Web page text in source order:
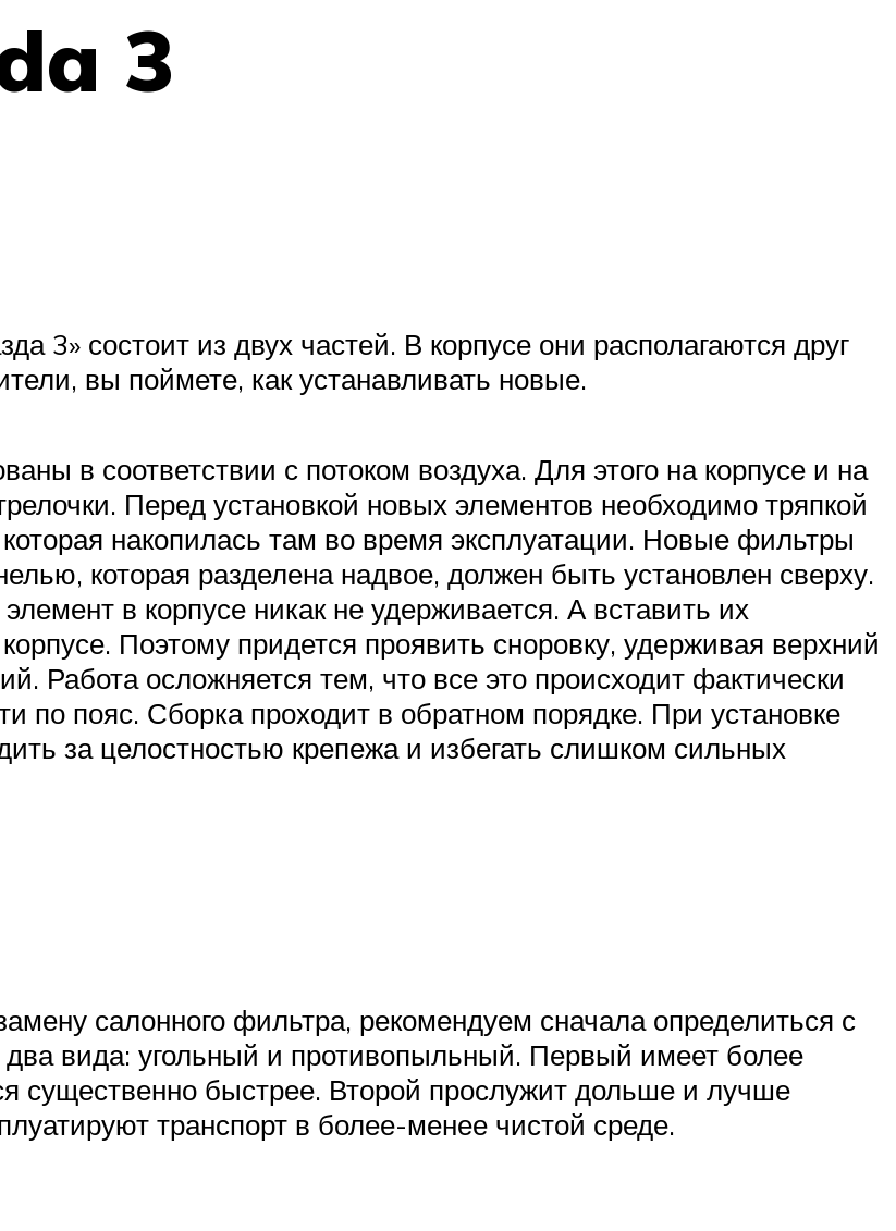
3
3» состоит из двух частей. В корпусе они располагаются друг
вы поймете, как устанавливать новые.
в соответствии с потоком воздуха. Для этого на корпусе и на
Перед установкой новых элементов необходимо тряпкой
накопилась там во время эксплуатации. Новые фильтры
которая разделена надвое, должен быть установлен сверху.
в корпусе никак не удерживается. А вставить их
Поэтому придется проявить сноровку, удерживая верхний
Работа осложняется тем, что все это происходит фактически
по пояс. Сборка проходит в обратном порядке. При установке
за целостностью крепежа и избегать слишком сильных
салонного фильтра, рекомендуем сначала определиться с
вида: угольный и противопыльный. Первый имеет более
существенно быстрее. Второй прослужит дольше и лучше
транспорт в более-менее чистой среде.